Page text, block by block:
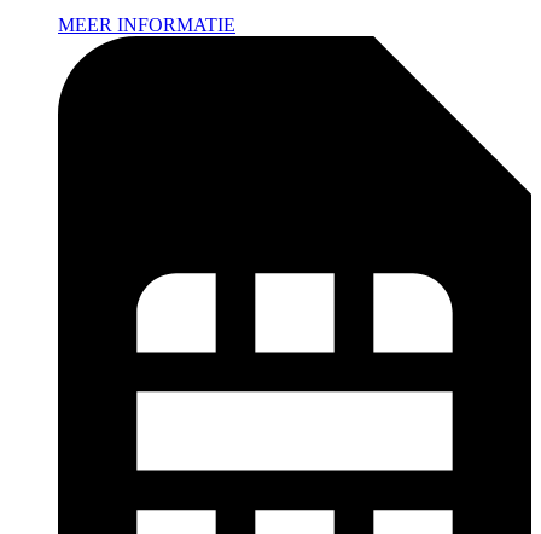
MEER INFORMATIE